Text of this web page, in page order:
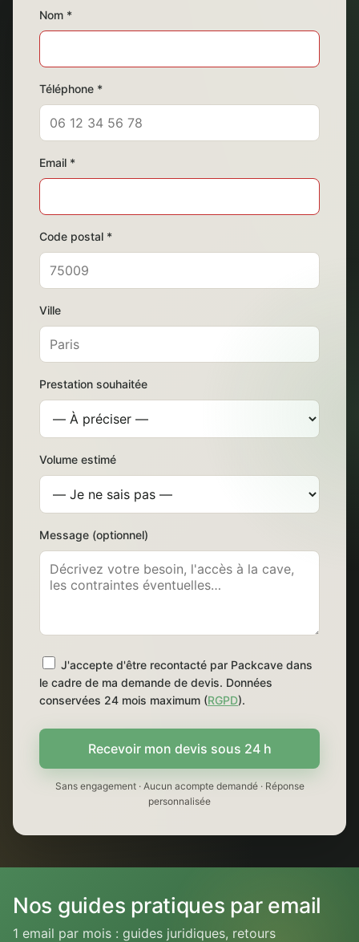
Nom *
Téléphone *
Email *
Code postal *
Ville
Prestation souhaitée
Volume estimé
Message (optionnel)
J'accepte d'être recontacté par Packcave dans
le cadre de ma demande de devis. Données
conservées 24 mois maximum (RGPD).
Recevoir mon devis sous 24 h
Sans engagement · Aucun acompte demandé · Réponse
personnalisée
Nos guides pratiques par email
1 email par mois : guides juridiques, retours